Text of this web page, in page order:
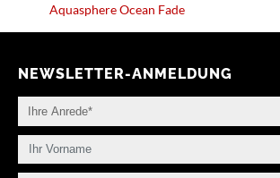
Aquasphere Ocean Fade
NEWSLETTER-ANMELDUNG